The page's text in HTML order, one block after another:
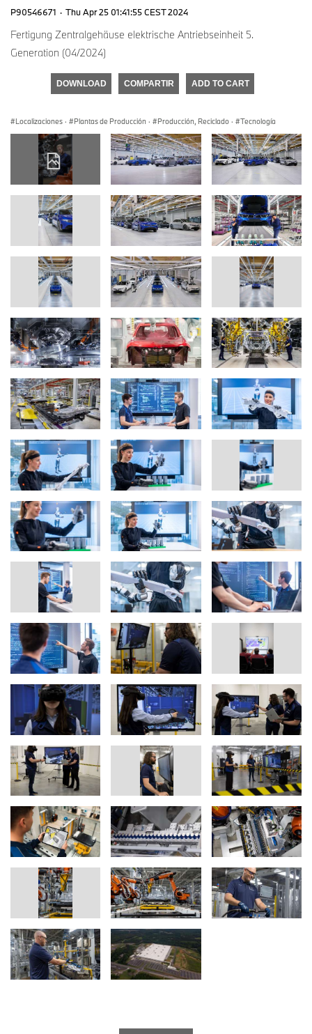
P90546671 · Thu Apr 25 01:41:55 CEST 2024
Fertigung Zentralgehäuse elektrische Antriebseinheit 5.
Generation (04/2024)
DOWNLOAD COMPARTIR ADD TO CART
Localizaciones · Plantas de Producción · Producción, Reciclado · Tecnología